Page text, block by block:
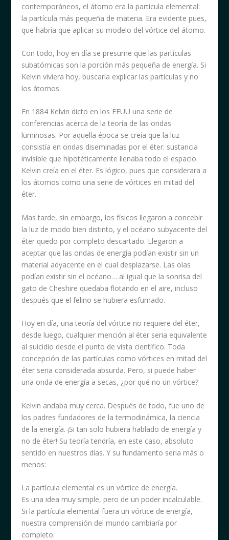
contemporáneos, el átomo era la partícula elemental:
la partícula más pequeña de materia. Era evidente pues,
que habría que aplicar su modelo del vórtice del átomo.
Con todo, hoy en día se presume que las partículas
subatómicas son la porción más pequeña de energía. Si
Kelvin viviera hoy, buscaría explicar las partículas y no
los átomos.
En 1884 Kelvin dicto en los EEUU una serie de
conferencias acerca de la teoría de las ondas
luminosas. Por aquella época se creía que la luz
consistía en ondas diseminadas por el éter: sustancia
invisible que hipotéticamente llenaba todo el espacio.
Kelvin creía en el éter. Es lógico, pues que considerara a
los átomos como una serie de vórtices en mitad del
éter.
Mas tarde, sin embargo, los físicos llegaron a concebir
la luz de modo bien distinto, y el océano subyacente del
éter quedo por completo descartado. Llegaron a
aceptar que las ondas de energía podían existir sin un
material adyacente en el cual desplazarse. Las olas
podían existir sin el océano… al igual que la sonrisa del
gato de Cheshire quedaba flotando en el aire, incluso
después que el felino se hubiera esfumado.
Hoy en día, una teoría del vórtice no requiere del éter,
desde luego, cualquier mención al éter seria equivalente
al suicidio desde el punto de vista científico. Toda
concepción de las partículas como vórtices en mitad del
éter seria considerada absurda. Pero, si puede haber
una onda de energía a secas, ¿por qué no un vórtice?
Kelvin andaba muy cerca. Después de todo, fue uno de
los padres fundadores de la termodinámica, la ciencia
de la energía. ¡Si tan solo hubiera hablado de energía y
no de éter! Su teoría tendría, en este caso, absoluto
sentido en nuestros días. Y su fundamento seria más o
menos:
La partícula elemental es un vórtice de energía.
Es una idea muy simple, pero de un poder incalculable.
Si la partícula elemental fuera un vórtice de energía,
nuestra comprensión del mundo cambiaría por
completo.